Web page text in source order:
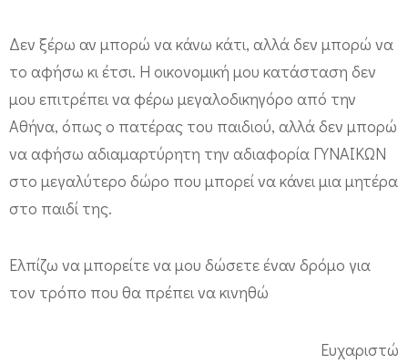
Δεν ξέρω αν μπορώ να κάνω κάτι, αλλά δεν μπορώ να
το αφήσω κι έτσι. Η οικονομική μου κατάσταση δεν
μου επιτρέπει να φέρω μεγαλοδικηγόρο από την
Αθήνα, όπως ο πατέρας του παιδιού, αλλά δεν μπορώ
να αφήσω αδιαμαρτύρητη την αδιαφορία ΓΥΝΑΙΚΩΝ
στο μεγαλύτερο δώρο που μπορεί να κάνει μια μητέρα
στο παιδί της.
Ελπίζω να μπορείτε να μου δώσετε έναν δρόμο για
τον τρόπο που θα πρέπει να κινηθώ
Ευχαριστώ